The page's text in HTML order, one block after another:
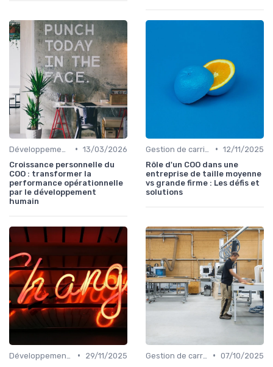
• 13/03/2026
Croissance personnelle du
COO : transformer la
performance opérationnelle
par le développement
humain
• 12/11/2025
Rôle d'un COO dans une
entreprise de taille moyenne
vs grande firme : Les défis et
solutions
•
29/11/2025
• 07/10/2025